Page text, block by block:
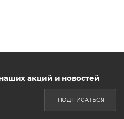
акций и новостей
ПОДПИСАТЬСЯ